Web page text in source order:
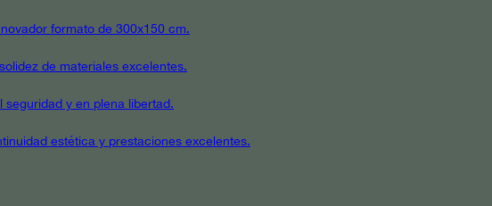
formato de 300x150 cm.
de materiales excelentes.
y en plena libertad.
estética y prestaciones excelentes.